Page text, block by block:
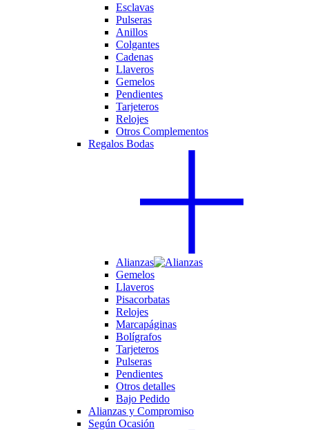
Esclavas
Pulseras
Anillos
Colgantes
Cadenas
Llaveros
Gemelos
Pendientes
Tarjeteros
Relojes
Otros Complementos
Regalos Bodas
Alianzas
Gemelos
Llaveros
Pisacorbatas
Relojes
Marcapáginas
Bolígrafos
Tarjeteros
Pulseras
Pendientes
Otros detalles
Bajo Pedido
Alianzas y Compromiso
Según Ocasión